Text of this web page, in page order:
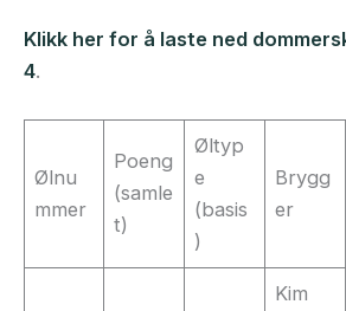
Klikk her for å laste ned
4.
Ølnu
mmer
Poeng
(samle
t)
Øltyp
e
(basis
)
Brygg
er
Kim